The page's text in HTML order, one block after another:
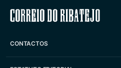
Correio do
CONTACTOS